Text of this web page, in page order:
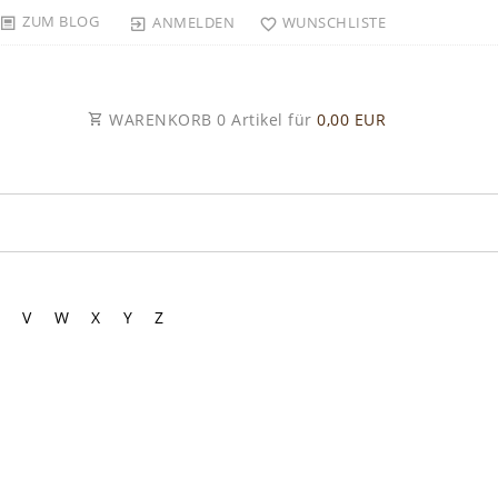
ZUM BLOG ANMELDEN WUNSCHLISTE
WARENKORB 0 Artikel für 0,00 EUR
V W X Y Z